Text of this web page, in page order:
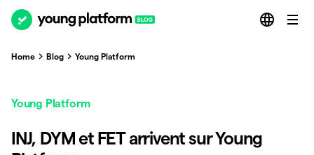
Home Blog Young Platform
Young Platform
INJ, DYM et FET arrivent sur Young